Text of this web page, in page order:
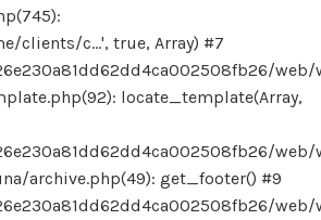
clients/c...', true, Array) #7
web/
locate_template(Array,
web/
archive.php(49): get_footer() #9
web/